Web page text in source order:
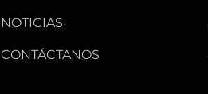
NOTICIAS
CONTÁCTANOS